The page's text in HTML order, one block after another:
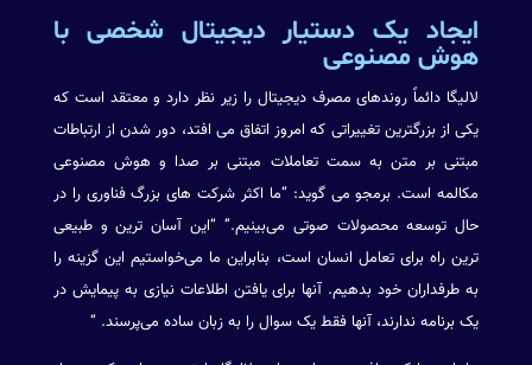
ایجاد یک دستیار دیجیتال شخصی با
هوش مصنوعی
لالیگا دائماً روندهای مصرف دیجیتال را زیر نظر دارد و معتقد است که
یکی از بزرگترین تغییراتی که امروز اتفاق می افتد، دور شدن از ارتباطات
مبتنی بر متن به سمت تعاملات مبتنی بر صدا و هوش مصنوعی
مکالمه است. برمجو می گوید: “ما اکثر شرکت های بزرگ فناوری را در
حال توسعه محصولات صوتی می‌بینیم.” “این آسان ترین و طبیعی
ترین راه برای تعامل انسان است، بنابراین ما می‌خواستیم این گزینه را
به طرفداران خود بدهیم. آنها برای یافتن اطلاعات نیازی به پیمایش در
یک برنامه ندارند، آنها فقط یک سوال را به زبان ساده می‌پرسند. “